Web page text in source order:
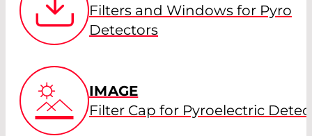
Filters and Windows for Pyro
Detectors
IMAGE
Filter Cap for Pyroelectric